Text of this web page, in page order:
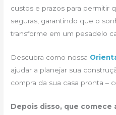
custos e prazos para permitir
seguras, garantindo que o
transforme em um pesadelo
Descubra como nossa
ajudar a planejar sua
compra da sua casa pronta –
Depois disso, que comece